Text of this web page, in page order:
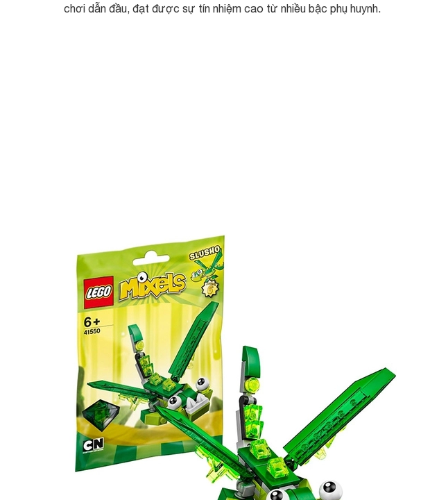
chơi dẫn đầu, đạt được sự tín nhiệm cao từ nhiều bậc phụ huynh.